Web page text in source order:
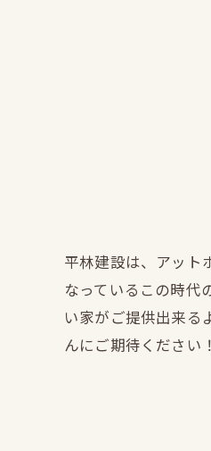
平林建設は、アット
なっているこの時代
い家がご提供出来る
んにご期待ください！